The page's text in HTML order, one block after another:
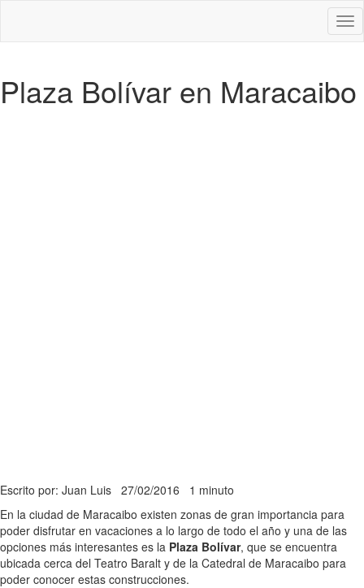
Plaza Bolívar en Maracaibo
Escrito por: Juan Luis 27/02/2016 1 minuto
En la ciudad de Maracaibo existen zonas de gran importancia para
poder disfrutar en vacaciones a lo largo de todo el año y una de las
opciones más interesantes es la Plaza Bolívar, que se encuentra
ubicada cerca del Teatro Baralt y de la Catedral de Maracaibo para
poder conocer estas construcciones.